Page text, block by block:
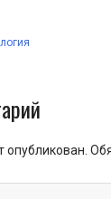
опубликован.